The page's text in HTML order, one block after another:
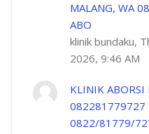
MALANG, WA
ABO
klinik bundaku,
2026, 9:46 AM
KLINIK ABORSI
082281779727
0822/81779/